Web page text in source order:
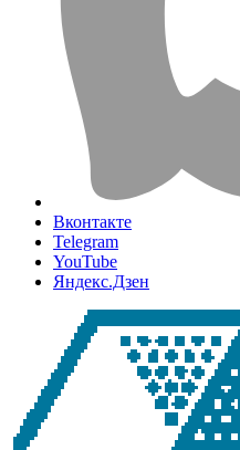
Вконтакте
Telegram
YouTube
Яндекс.Дзен